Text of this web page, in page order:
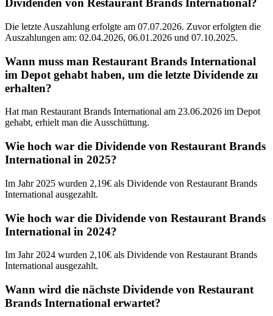
Dividenden von Restaurant Brands International?
Die letzte Auszahlung erfolgte am 07.07.2026. Zuvor erfolgten die
Auszahlungen am: 02.04.2026, 06.01.2026 und 07.10.2025.
Wann muss man Restaurant Brands International
im Depot gehabt haben, um die letzte Dividende zu
erhalten?
Hat man Restaurant Brands International am 23.06.2026 im Depot
gehabt, erhielt man die Ausschüttung.
Wie hoch war die Dividende von Restaurant Brands
International in 2025?
Im Jahr 2025 wurden 2,19€ als Dividende von Restaurant Brands
International ausgezahlt.
Wie hoch war die Dividende von Restaurant Brands
International in 2024?
Im Jahr 2024 wurden 2,10€ als Dividende von Restaurant Brands
International ausgezahlt.
Wann wird die nächste Dividende von Restaurant
Brands International erwartet?